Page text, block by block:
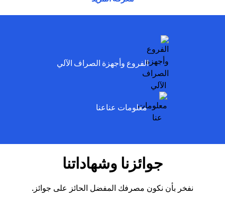
الفروع وأجهزة الصراف الآلي
معلومات عناعنا
جوائزنا وشهاداتنا
نفخر بأن نكون مصرفك المفضل الحائز على جوائز.